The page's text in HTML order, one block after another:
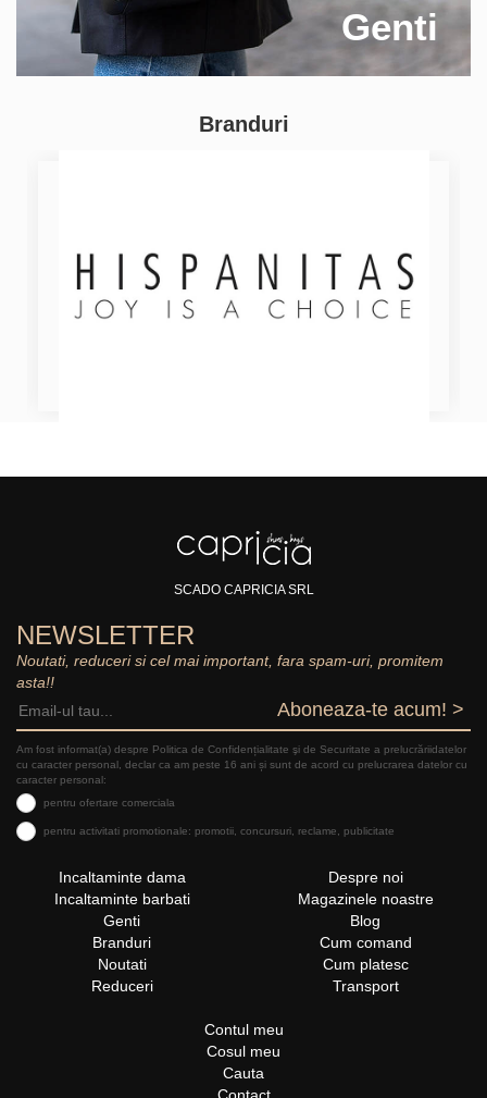
Genti
Branduri
SCADO CAPRICIA SRL
NEWSLETTER
Noutati, reduceri si cel mai important, fara spam-uri, promitem
asta!!
Aboneaza-te acum! >
Am fost informat(a) despre Politica de Confidențialitate şi de Securitate a prelucrăriidatelor
cu caracter personal, declar ca am peste 16 ani și sunt de acord cu prelucrarea datelor cu
caracter personal:
pentru ofertare comerciala
pentru activitati promotionale: promotii, concursuri, reclame, publicitate
Incaltaminte dama
Incaltaminte barbati
Genti
Branduri
Noutati
Reduceri
Despre noi
Magazinele noastre
Blog
Cum comand
Cum platesc
Transport
Contul meu
Cosul meu
Cauta
Contact